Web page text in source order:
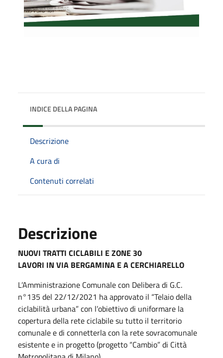
INDICE DELLA PAGINA
Descrizione
A cura di
Contenuti correlati
Descrizione
NUOVI TRATTI CICLABILI E ZONE 30
LAVORI IN VIA BERGAMINA E A CERCHIARELLO
L’Amministrazione Comunale con Delibera di G.C.
n°135 del 22/12/2021 ha approvato il “Telaio della
ciclabilità urbana” con l’obiettivo di uniformare la
copertura della rete ciclabile su tutto il territorio
comunale e di connetterla con la rete sovracomunale
esistente e in progetto (progetto “Cambio” di Città